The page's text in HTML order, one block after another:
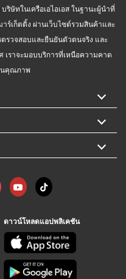
ษัทในเครือเอไอเอส ในฐานะผู้นำที่
เก็ตติ้ง ผ่านเว็บไซต์รวมสินค้าและ
รวจสอบและยืนยันตัวตนจริง และ
ราจะมอบบริการที่เหนือความคาด
นคุณภาพ
ดาวน์โหลดแอปพลิเคชัน